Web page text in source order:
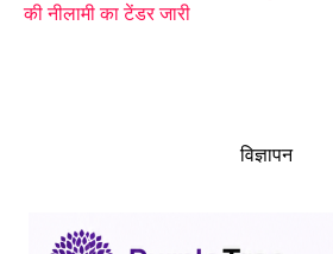
की नीलामी का टेंडर जारी
विज्ञापन